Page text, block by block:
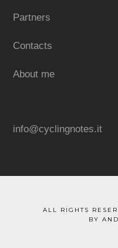
Partners
Contacts
About me
info@cyclingnotes.it
ALL RIGHTS
BY